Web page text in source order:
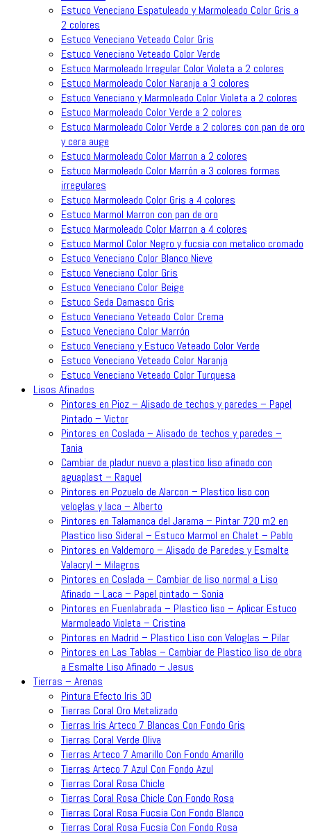
Estuco Veneciano Espatuleado y Marmoleado Color Gris a
2 colores
Estuco Veneciano Veteado Color Gris
Estuco Veneciano Veteado Color Verde
Estuco Marmoleado Irregular Color Violeta a 2 colores
Estuco Marmoleado Color Naranja a 3 colores
Estuco Veneciano y Marmoleado Color Violeta a 2 colores
Estuco Marmoleado Color Verde a 2 colores
Estuco Marmoleado Color Verde a 2 colores con pan de oro
y cera auge
Estuco Marmoleado Color Marron a 2 colores
Estuco Marmoleado Color Marrón a 3 colores formas
irregulares
Estuco Marmoleado Color Gris a 4 colores
Estuco Marmol Marron con pan de oro
Estuco Marmoleado Color Marron a 4 colores
Estuco Marmol Color Negro y fucsia con metalico cromado
Estuco Veneciano Color Blanco Nieve
Estuco Veneciano Color Gris
Estuco Veneciano Color Beige
Estuco Seda Damasco Gris
Estuco Veneciano Veteado Color Crema
Estuco Veneciano Color Marrón
Estuco Veneciano y Estuco Veteado Color Verde
Estuco Veneciano Veteado Color Naranja
Estuco Veneciano Veteado Color Turquesa
Lisos Afinados
Pintores en Pioz – Alisado de techos y paredes – Papel
Pintado – Victor
Pintores en Coslada – Alisado de techos y paredes –
Tania
Cambiar de pladur nuevo a plastico liso afinado con
aguaplast – Raquel
Pintores en Pozuelo de Alarcon – Plastico liso con
veloglas y laca – Alberto
Pintores en Talamanca del Jarama – Pintar 720 m2 en
Plastico liso Sideral – Estuco Marmol en Chalet – Pablo
Pintores en Valdemoro – Alisado de Paredes y Esmalte
Valacryl – Milagros
Pintores en Coslada – Cambiar de liso normal a Liso
Afinado – Laca – Papel pintado – Sonia
Pintores en Fuenlabrada – Plastico liso – Aplicar Estuco
Marmoleado Violeta – Cristina
Pintores en Madrid – Plastico Liso con Veloglas – Pilar
Pintores en Las Tablas – Cambiar de Plastico liso de obra
a Esmalte Liso Afinado – Jesus
Tierras – Arenas
Pintura Efecto Iris 3D
Tierras Coral Oro Metalizado
Tierras Iris Arteco 7 Blancas Con Fondo Gris
Tierras Coral Verde Oliva
Tierras Arteco 7 Amarillo Con Fondo Amarillo
Tierras Arteco 7 Azul Con Fondo Azul
Tierras Coral Rosa Chicle
Tierras Coral Rosa Chicle Con Fondo Rosa
Tierras Coral Rosa Fucsia Con Fondo Blanco
Tierras Coral Rosa Fucsia Con Fondo Rosa